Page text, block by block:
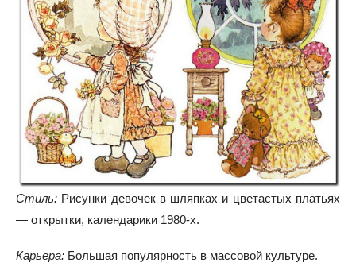
Стиль: Рисунки девочек в шляпках и цветастых платьях
— открытки, календарики 1980-х.
Карьера: Большая популярность в массовой культуре.